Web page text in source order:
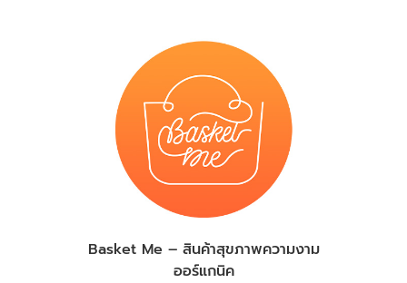
Basket Me – สินค้าสุขภาพความงาม
ออร์แกนิค